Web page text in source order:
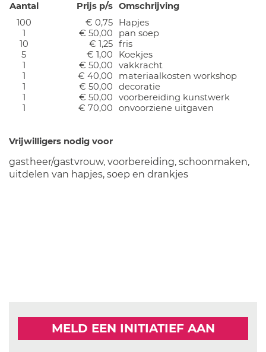
Aantal
Prijs p/s Omschrijving
100
€ 0,75
Hapjes
1
€ 50,00
pan soep
10
€ 1,25 fris
5
€ 1,00
Koekjes
1
€ 50,00
vakkracht
1
€ 40,00
materiaalkosten workshop
1
€ 50,00
decoratie
1
€ 50,00
voorbereiding kunstwerk
1
€ 70,00 onvoorziene uitgaven
Vrijwilligers nodig voor
gastheer/gastvrouw, voorbereiding, schoonmaken,
uitdelen van hapjes, soep en drankjes
MELD EEN INITIATIEF AAN